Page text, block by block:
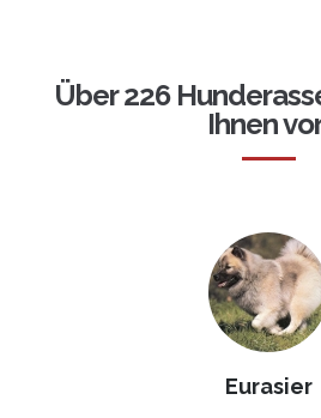
Über 226
Ihnen
Eurasier